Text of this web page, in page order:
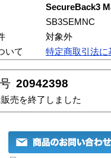
SecureBack3
SB3SEMNC
対象外
いて
特定商取引法に
20942398
売を終了しました